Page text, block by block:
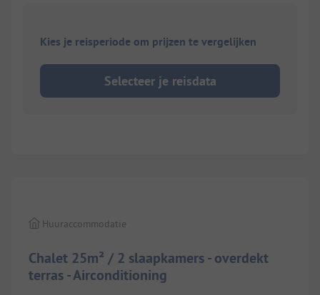
Kies je reisperiode om prijzen te vergelijken
Selecteer je reisdata
Chalet 25m² / 2 slaapkamers - overdekt
terras - Airconditioning
Huuraccommodatie